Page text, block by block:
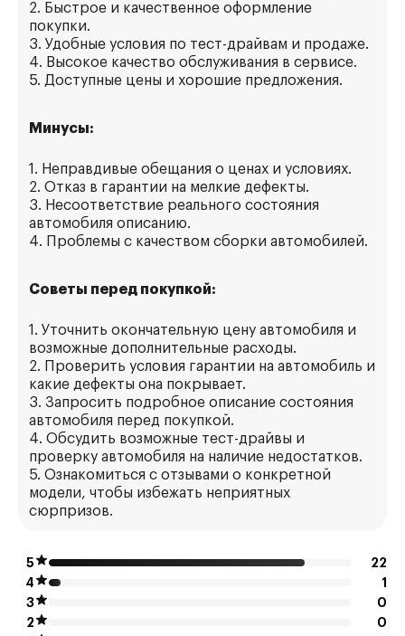
2. Быстрое и качественное оформление
покупки.
3. Удобные условия по тест-драйвам и продаже.
4. Высокое качество обслуживания в сервисе.
5. Доступные цены и хорошие предложения.
Минусы:
1. Неправдивые обещания о ценах и условиях.
2. Отказ в гарантии на мелкие дефекты.
3. Несоответствие реального состояния
автомобиля описанию.
4. Проблемы с качеством сборки автомобилей.
Советы перед покупкой:
1. Уточнить окончательную цену автомобиля и
возможные дополнительные расходы.
2. Проверить условия гарантии на автомобиль и
какие дефекты она покрывает.
3. Запросить подробное описание состояния
автомобиля перед покупкой.
4. Обсудить возможные тест-драйвы и
проверку автомобиля на наличие недостатков.
5. Ознакомиться с отзывами о конкретной
модели, чтобы избежать неприятных
сюрпризов.
5
22
4
1
3
0
2
0